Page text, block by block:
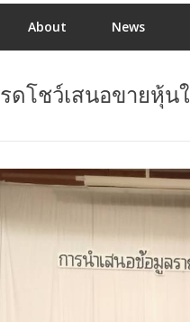
About News
รดโชว์เสนอขาย